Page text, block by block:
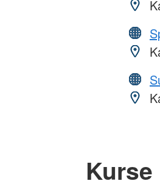
Kurse